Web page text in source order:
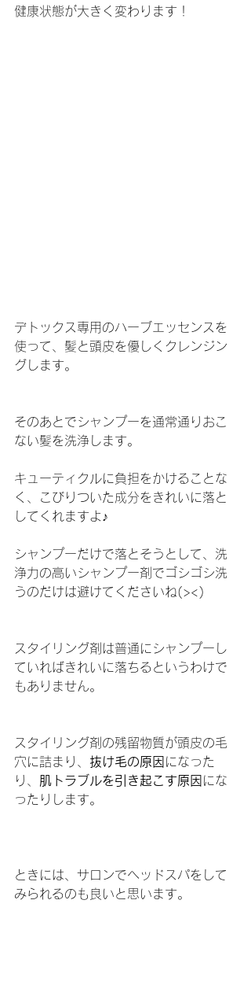
健康状態が大きく変わります！
デトックス専用のハーブエッセンスを
使って、髪と頭皮を優しくクレンジン
グします。
そのあとでシャンプーを通常通りおこ
ない髪を洗浄します。
キューティクルに負担をかけることな
く、こびりついた成分をきれいに落と
してくれますよ♪
シャンプーだけで落とそうとして、洗
浄力の高いシャンプー剤でゴシゴシ洗
うのだけは避けてくださいね(><)
スタイリング剤は普通にシャンプーし
ていればきれいに落ちるというわけで
もありません。
スタイリング剤の残留物質が頭皮の毛
穴に詰まり、 抜け毛の原因 になった
り、 肌トラブルを引き起こす原因 にな
ったりします。
ときには、サロンでヘッドスパをして
みられるのも良いと思います。